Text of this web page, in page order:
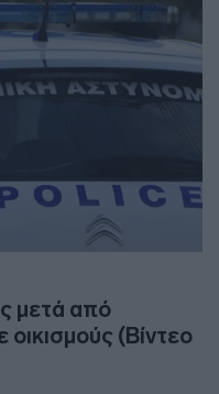
μετά από
οικισμούς (Βίντεο